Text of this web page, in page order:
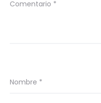
Comentario *
Nombre *